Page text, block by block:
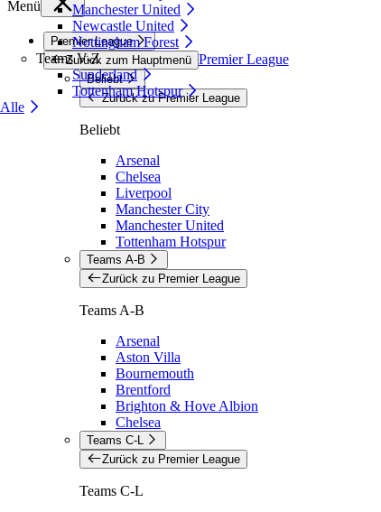
Manchester United
Newcastle United
Nottingham Forest
Teams V-Z
Sunderland
Tottenham Hotspur
Alle
Menü
Premier League
Zurück zum Hauptmenü Premier League
Beliebt
Zurück zu Premier League
Beliebt
Arsenal
Chelsea
Liverpool
Manchester City
Manchester United
Tottenham Hotspur
Teams A-B
Zurück zu Premier League
Teams A-B
Arsenal
Aston Villa
Bournemouth
Brentford
Brighton & Hove Albion
Chelsea
Teams C-L
Zurück zu Premier League
Teams C-L